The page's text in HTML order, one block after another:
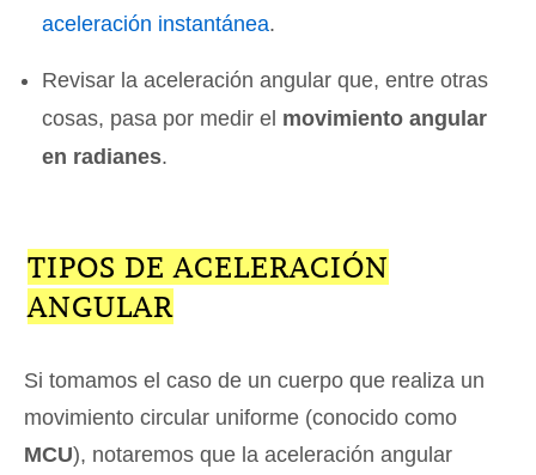
aceleración instantánea.
Revisar la aceleración angular que, entre otras
cosas, pasa por medir el movimiento angular
en radianes.
TIPOS DE ACELERACIÓN
ANGULAR
Si tomamos el caso de un cuerpo que realiza un
movimiento circular uniforme (conocido como
MCU), notaremos que la aceleración angular